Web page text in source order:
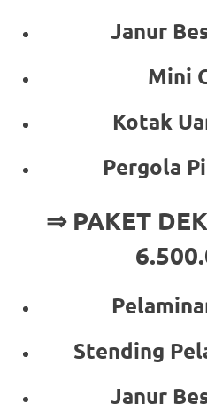
Janur
Mini
Kotak
Pergola
⇒ PAKET
Stending
Janur